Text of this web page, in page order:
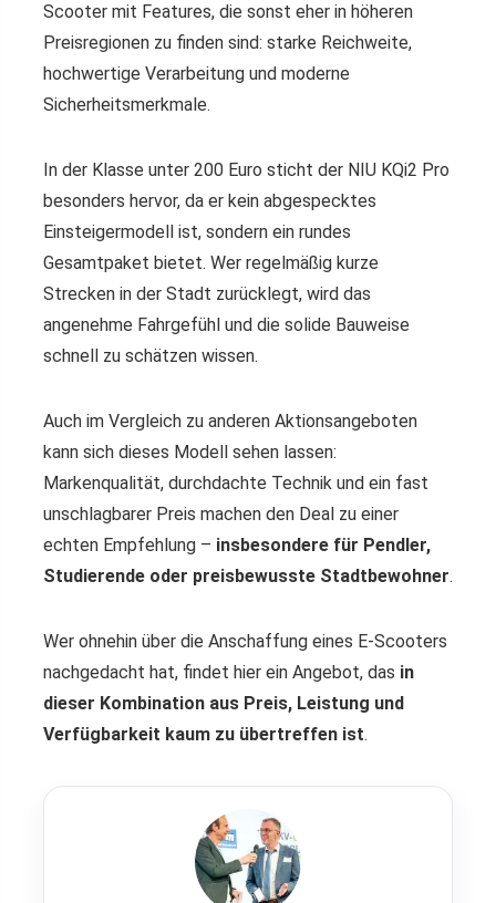
Scooter mit Features, die sonst eher in höheren
Preisregionen zu finden sind: starke Reichweite,
hochwertige Verarbeitung und moderne
Sicherheitsmerkmale.
In der Klasse unter 200 Euro sticht der NIU KQi2 Pro
besonders hervor, da er kein abgespecktes
Einsteigermodell ist, sondern ein rundes
Gesamtpaket bietet. Wer regelmäßig kurze
Strecken in der Stadt zurücklegt, wird das
angenehme Fahrgefühl und die solide Bauweise
schnell zu schätzen wissen.
Auch im Vergleich zu anderen Aktionsangeboten
kann sich dieses Modell sehen lassen:
Markenqualität, durchdachte Technik und ein fast
unschlagbarer Preis machen den Deal zu einer
echten Empfehlung – insbesondere für Pendler,
Studierende oder preisbewusste Stadtbewohner.
Wer ohnehin über die Anschaffung eines E-Scooters
nachgedacht hat, findet hier ein Angebot, das in
dieser Kombination aus Preis, Leistung und
Verfügbarkeit kaum zu übertreffen ist.